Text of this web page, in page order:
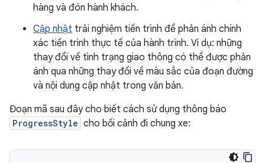
hàng và đón hành khách.
Cập nhật trải nghiệm tiến trình để phản ánh chính
xác tiến trình thực tế của hành trình. Ví dụ: những
thay đổi về tình trạng giao thông có thể được phản
ánh qua những thay đổi về màu sắc của đoạn đường
và nội dung cập nhật trong văn bản.
Đoạn mã sau đây cho biết cách sử dụng thông báo
ProgressStyle cho bối cảnh đi chung xe: